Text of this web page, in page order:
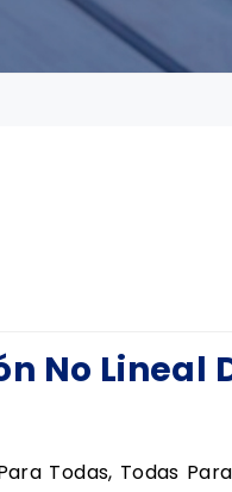
No Lineal
Todas, Todas